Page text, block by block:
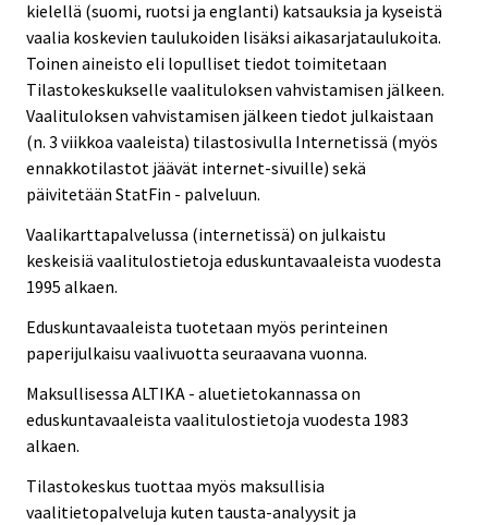
kielellä (suomi, ruotsi ja englanti) katsauksia ja kyseistä
vaalia koskevien taulukoiden lisäksi aikasarjataulukoita.
Toinen aineisto eli lopulliset tiedot toimitetaan
Tilastokeskukselle vaalituloksen vahvistamisen jälkeen.
Vaalituloksen vahvistamisen jälkeen tiedot julkaistaan
(n. 3 viikkoa vaaleista) tilastosivulla Internetissä (myös
ennakkotilastot jäävät internet-sivuille) sekä
päivitetään StatFin - palveluun.
Vaalikarttapalvelussa (internetissä) on julkaistu
keskeisiä vaalitulostietoja eduskuntavaaleista vuodesta
1995 alkaen.
Eduskuntavaaleista tuotetaan myös perinteinen
paperijulkaisu vaalivuotta seuraavana vuonna.
Maksullisessa ALTIKA - aluetietokannassa on
eduskuntavaaleista vaalitulostietoja vuodesta 1983
alkaen.
Tilastokeskus tuottaa myös maksullisia
vaalitietopalveluja kuten tausta-analyysit ja